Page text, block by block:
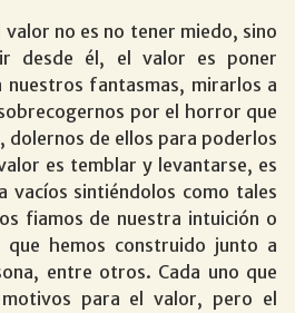
valor no es no tener miedo, sino
desde él, el valor es poner
nuestros fantasmas, mirarlos a
por el horror que
dolernos de ellos para poderlos
es temblar y levantarse, es
vacíos sintiéndolos como tales
fiamos de nuestra intuición o
que hemos construido junto a
entre otros. Cada uno que
para el valor, pero el